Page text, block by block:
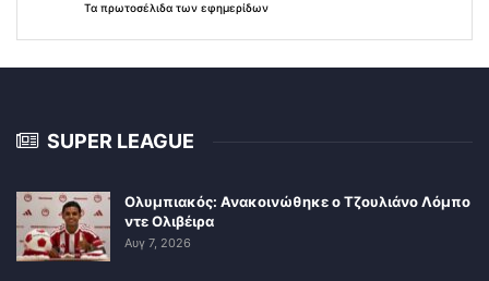
Τα πρωτοσέλιδα των εφημερίδων
SUPER LEAGUE
Ολυμπιακός: Ανακοινώθηκε ο Τζουλιάνο Λόμπο
ντε Ολιβέιρα
Αυγ 7, 2026